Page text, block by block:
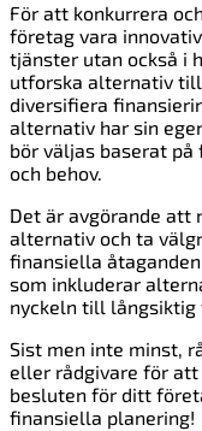
För att konkurrera
företag vara
tjänster utan också i
utforska alternativ
diversifiera
alternativ har sin
bör väljas baserat
och behov.
Det är avgörande att
alternativ och ta
finansiella
som inkluderar
nyckeln till
Sist men inte minst,
eller rådgivare för
besluten för ditt
finansiella planering!